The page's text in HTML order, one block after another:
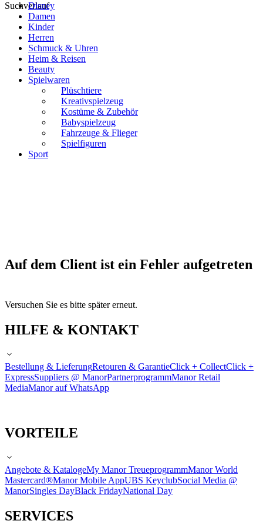
Suchverlauf
Disney
Damen
Kinder
Herren
Schmuck & Uhren
Heim & Reisen
Beauty
Spielwaren
Plüschtiere
Kreativspielzeug
Kostüme & Zubehör
Babyspielzeug
Fahrzeuge & Flieger
Spielfiguren
Sport
Auf dem Client ist ein Fehler aufgetreten
Versuchen Sie es bitte später erneut.
HILFE & KONTAKT
Bestellung & LieferungRetouren & GarantieClick + CollectClick +
ExpressSuppliers @ ManorPartnerprogrammManor Retail
MediaManor auf WhatsApp
VORTEILE
Angebote & KatalogeMy Manor TreueprogrammManor World
Mastercard®Manor Mobile AppUBS KeyclubSocial Media @
ManorSingles DayBlack FridayNational Day
SERVICES